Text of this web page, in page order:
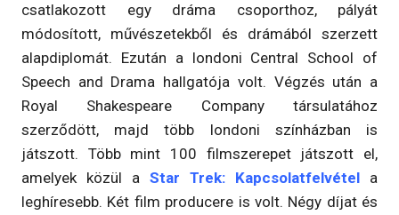
csatlakozott egy dráma csoporthoz, pályát
módosított, művészetekből és drámából szerzett
alapdiplomát. Ezután a londoni Central School of
Speech and Drama hallgatója volt. Végzés után a
Royal Shakespeare Company társulatához
szerződött, majd több londoni színházban is
játszott. Több mint 100 filmszerepet játszott el,
amelyek közül a Star Trek: Kapcsolatfelvétel a
leghíresebb. Két film producere is volt. Négy díjat és